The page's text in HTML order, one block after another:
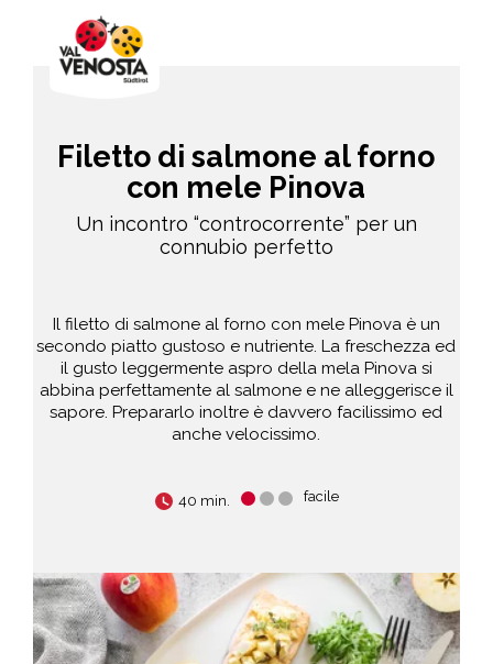
Filetto di salmone al forno
con mele Pinova
Un incontro “controcorrente” per un
connubio perfetto
Il filetto di salmone al forno con mele Pinova è un
secondo piatto gustoso e nutriente. La freschezza ed
il gusto leggermente aspro della mela Pinova si
abbina perfettamente al salmone e ne alleggerisce il
sapore. Prepararlo inoltre è davvero facilissimo ed
anche velocissimo.
40 min. facile